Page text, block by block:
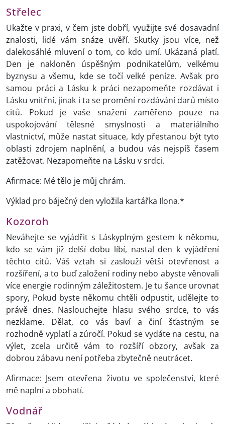
Střelec
Ukažte v praxi, v čem jste dobří, využijte své dosavadní
znalosti, lidé vám snáze uvěří. Skutky jsou více, než
dalekosáhlé mluvení o tom, co kdo umí. Ukázaná platí.
Den je nakloněn úspěšným podnikatelům, velkému
byznysu a všemu, kde se točí velké peníze. Avšak pro
samou práci a Lásku k práci nezapomeňte rozdávat i
Lásku vnitřní, jinak i ta se promění rozdávání darů místo
citů. Pokud je vaše snažení zaměřeno pouze na
uspokojování tělesné smyslnosti a materiálního
vlastnictví, může nastat situace, kdy přestanou být tyto
oblasti zdrojem naplnění, a budou vás nejspíš časem
zatěžovat. Nezapomeňte na Lásku v srdci.
Afirmace: Mé tělo je můj chrám.
Výklad pro báječný den vyložila kartářka Ilona.*
Kozoroh
Neváhejte se vyjádřit s Láskyplným gestem k někomu,
kdo se vám již delší dobu líbí, nastal den k vyjádření
těchto citů. Váš vztah si zaslouží větší otevřenost a
rozšíření, a to buď založení rodiny nebo abyste věnovali
více energie rodinným záležitostem. Je tu šance urovnat
spory, Pokud byste někomu chtěli odpustit, udělejte to
právě dnes. Naslouchejte hlasu svého srdce, to vás
nezklame. Dělat, co vás baví a činí šťastným se
rozhodně vyplatí a zúročí. Pokud se vydáte na cestu, na
výlet, zcela určitě vám to rozšíří obzory, avšak za
dobrou zábavu není potřeba zbytečně neutrácet.
Afirmace: Jsem otevřena životu ve společenství, které
mě naplní a obohatí.
Vodnář